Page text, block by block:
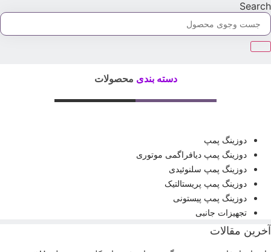
Search
دسته بندی محصولات
دوزینگ پمپ
دوزینگ پمپ دیافراگمی موتوری
دوزینگ پمپ سلنوئیدی
دوزینگ پمپ پریستالتیک
دوزینگ پمپ پیستونی
تجهیزات جانبی
آخرین مقالات